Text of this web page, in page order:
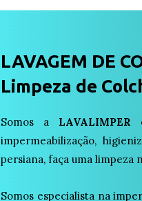
LAVAGEM DE
Limpeza de
Somos a LAVALIMPER
impermeabilização,
persiana, faça uma limpeza
Somos especialista na